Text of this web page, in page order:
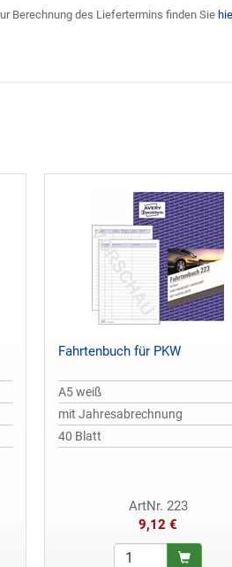
Berechnung des Liefertermins finden Sie
Fahrtenbuch für PKW
A5 weiß
mit Jahresabrechnung
40 Blatt
ArtNr. 223
9,12 €